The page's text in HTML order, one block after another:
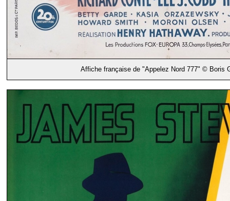
Affiche française de "Appelez Nord 777" © Boris